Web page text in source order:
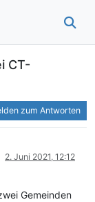
CT-
zum Antworten
2. Juni 2021, 12:12
Gemeinden